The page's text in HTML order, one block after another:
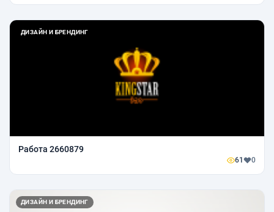
ДИЗАЙН И БРЕНДИНГ
Работа 2660879
61 0
ДИЗАЙН И БРЕНДИНГ